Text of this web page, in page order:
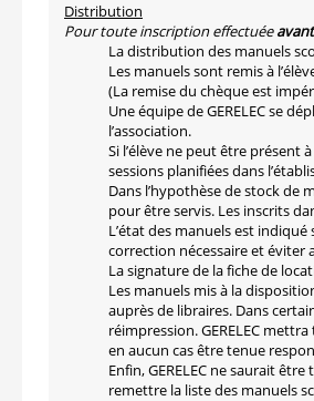
Distribution
Pour toute inscription effectuée
La distribution des manuels
Les manuels sont remis à
(La remise du chèque est
Une équipe de GERELEC se
l’association.
Si l’élève ne peut être présent
sessions planifiées dans
Dans l’hypothèse de stock
pour être servis. Les inscrits
L’état des manuels est
correction nécessaire et
La signature de la fiche de
Les manuels mis à la
auprès de libraires. Dans
réimpression. GERELEC
en aucun cas être tenue
Enfin, GERELEC ne saurait
remettre la liste des manuels